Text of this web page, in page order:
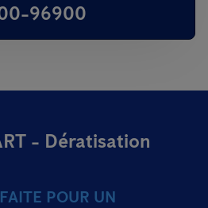
96900
- Dératisation
POUR UN